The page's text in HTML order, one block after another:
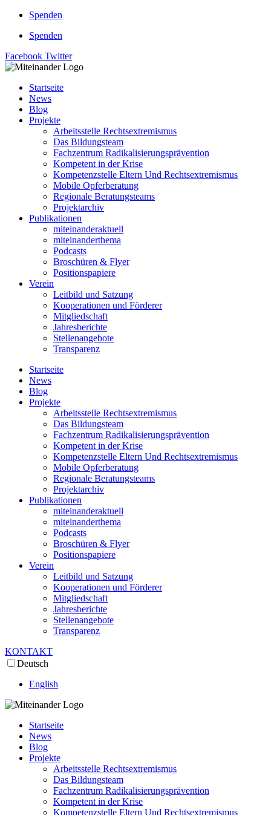
Zum
springen
Spenden
Spenden
Facebook Twitter
Startseite
News
Blog
Projekte
Arbeitsstelle Rechtsextremismus
Das Bildungsteam
Fachzentrum Radikalisierungsprävention
Kompetent in der Krise
Kompetenzstelle Eltern Und Rechtsextremismus
Mobile Opferberatung
Regionale Beratungsteams
Projektarchiv
Publikationen
miteinanderaktuell
miteinanderthema
Podcasts
Broschüren & Flyer
Positionspapiere
Verein
Leitbild und Satzung
Kooperationen und Förderer
Mitgliedschaft
Jahresberichte
Stellenangebote
Transparenz
Startseite
News
Blog
Projekte
Arbeitsstelle Rechtsextremismus
Das Bildungsteam
Fachzentrum Radikalisierungsprävention
Kompetent in der Krise
Kompetenzstelle Eltern Und Rechtsextremismus
Mobile Opferberatung
Regionale Beratungsteams
Projektarchiv
Publikationen
miteinanderaktuell
miteinanderthema
Podcasts
Broschüren & Flyer
Positionspapiere
Verein
Leitbild und Satzung
Kooperationen und Förderer
Mitgliedschaft
Jahresberichte
Stellenangebote
Transparenz
KONTAKT
Deutsch
English
Startseite
News
Blog
Projekte
Arbeitsstelle Rechtsextremismus
Das Bildungsteam
Fachzentrum Radikalisierungsprävention
Kompetent in der Krise
Kompetenzstelle Eltern Und Rechtsextremismus